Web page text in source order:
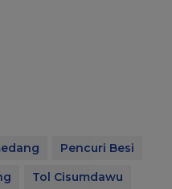
Pencuri Besi
Tol Cisumdawu